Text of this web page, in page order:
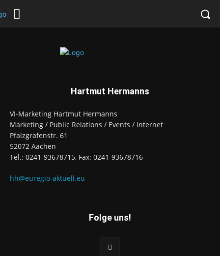
Hartmut Hermanns
VI-Marketing Hartmut Hermanns
Marketing / Public Relations / Events / Internet
Pfalzgrafenstr. 61
52072 Aachen
Tel.: 0241-93678715, Fax: 0241-93678716
hh@euregio-aktuell.eu
Folge uns!